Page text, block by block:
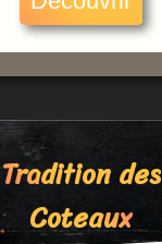
Tradition des
Coteaux